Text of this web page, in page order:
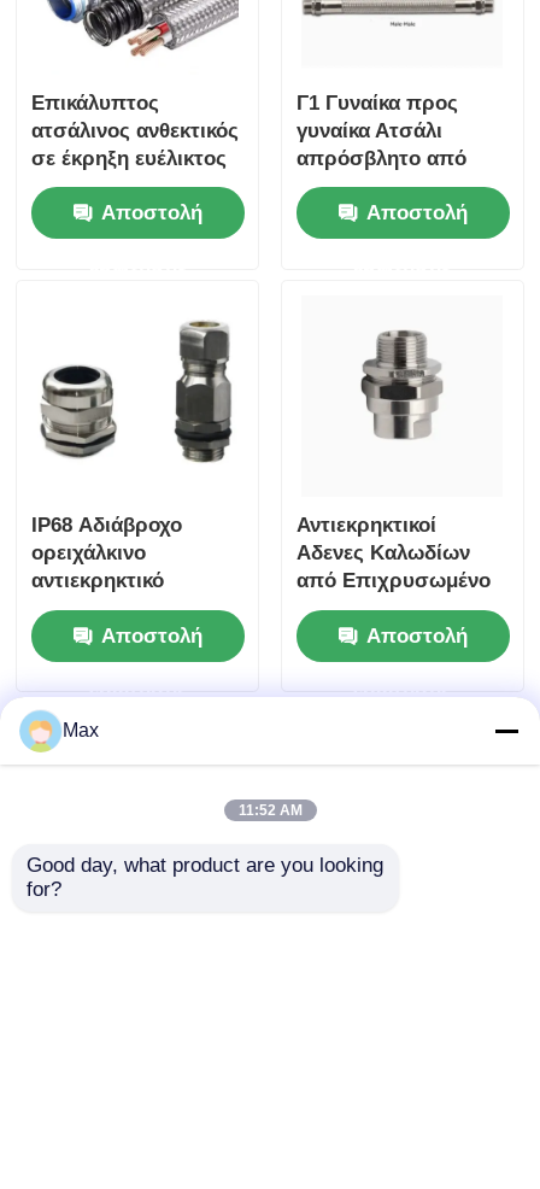
Επικάλυπτος
ατσάλινος ανθεκτικός
σε έκρηξη ευέλικτος
αγωγός 1/2" για
επικίνδυνες περιοχές
Αποστολή
Γ1 Γυναίκα προς
γυναίκα Ατσάλι
απρόσβλητο από
έκρηξη Ευέλικτος
μεταλλικός αγωγός
180cm
Αποστολή
IP68 Αδιάβροχο
ορειχάλκινο
αντιεκρηκτικό
σπείρωμα καλωδίου
επιχρωμιωμένο
μεταλλικό πυράντοχο
Αποστολή
ερώτησης
Αντιεκρηκτικοί
Αδενες Καλωδίων
από Επιχρυσωμένο
Ορείχαλκο 6-12mm
Range Ex db IIC T6
Gb IP66
Αποστολή
ερώτησης
Max
11:52 AM
Good day, what product are you looking
for?